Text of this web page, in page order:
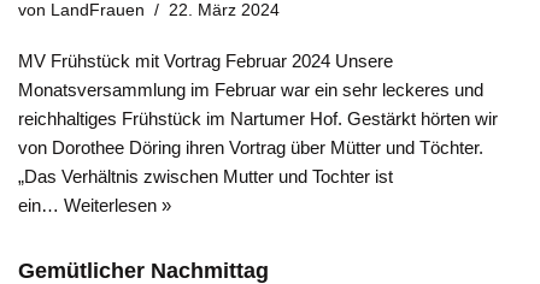
von LandFrauen 22. März 2024
MV Frühstück mit Vortrag Februar 2024 Unsere
Monatsversammlung im Februar war ein sehr leckeres und
reichhaltiges Frühstück im Nartumer Hof. Gestärkt hörten wir
von Dorothee Döring ihren Vortrag über Mütter und Töchter.
„Das Verhältnis zwischen Mutter und Tochter ist
ein… Weiterlesen »
Gemütlicher Nachmittag